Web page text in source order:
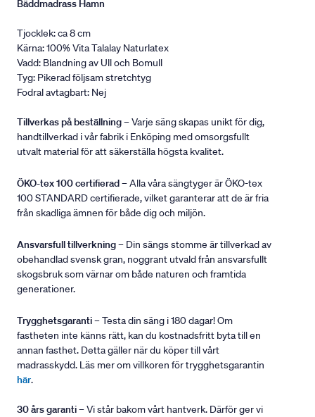
Bäddmadrass Hamn
Tjocklek: ca 8 cm
Kärna: 100% Vita Talalay Naturlatex
Vadd: Blandning av Ull och Bomull
Tyg: Pikerad följsam stretchtyg
Fodral avtagbart: Nej
Tillverkas på beställning– Varje säng skapas unikt för dig,
handtillverkad i vår fabrik i Enköping med omsorgsfullt
utvalt material för att säkerställa högsta kvalitet.
ÖKO-tex 100 certifierad– Alla våra sängtyger är ÖKO-tex
100 STANDARD certifierade, vilket garanterar att de är fria
från skadliga ämnen för både dig och miljön.
Ansvarsfull tillverkning– Din sängs stomme är tillverkad av
obehandlad svensk gran, noggrant utvald från ansvarsfullt
skogsbruk som värnar om både naturen och framtida
generationer.
Trygghetsgaranti– Testa din säng i 180 dagar! Om
fastheten inte känns rätt, kan du kostnadsfritt byta till en
annan fasthet. Detta gäller när du köper till vårt
madrasskydd. Läs mer om villkoren för trygghetsgarantin
här.
30 års garanti– Vi står bakom vårt hantverk. Därför ger vi